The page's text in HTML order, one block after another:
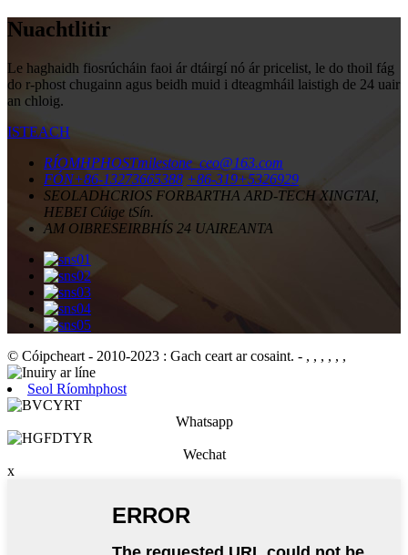
Nuachtlitir
Le haghaidh fiosrúcháin faoi ár dtáirgí nó ár pricelist, le do thoil fág
do r-phost chugainn agus beidh muid i dteagmháil laistigh de 24 uair
an chloig.
ISTEACH
RÍOMHPHOSTmilestone_ceo@163.com
FÓN+86-13273665388 +86-319+5326929
SEOLADHCRIOS FORBARTHA ARD-TECH XINGTAI,
HEBEI Cúige tSín.
AM OIBRESEIRBHÍS 24 UAIREANTA
© Cóipcheart - 2010-2023 : Gach ceart ar cosaint. - , , , , , ,
Seol Ríomhphost
Whatsapp
Wechat
x